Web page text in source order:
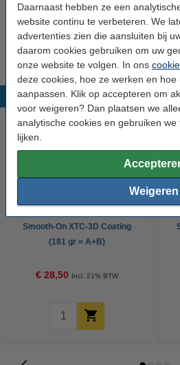
Daarnaast hebben ze een
website continu te verbeteren. We
advertenties zien die aansluiten bij
daarom cookies gebruiken om uw
onze website te volgen. In ons
deze cookies, hoe ze werken en
aanpassen. Klik op accepteren om
voor weigeren? Dan plaatsen we
analytische cookies en gebruiken
lijken.
Weigeren
Ons Artikelnr: SDR07304
Vervangt artikelnr oud: SDR00485
Populaire
Smooth-On XTC-3D Coating
(181 gr = A+B)
€ 28,50 Incl. 21% BTW